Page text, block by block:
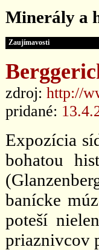
Minerály a
Zaujímavosti
zdroj: http://
pridané:
Expozícia
bohatou
banícke
poteší
priaznivcov